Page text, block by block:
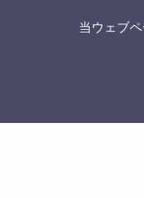
当ウェブ